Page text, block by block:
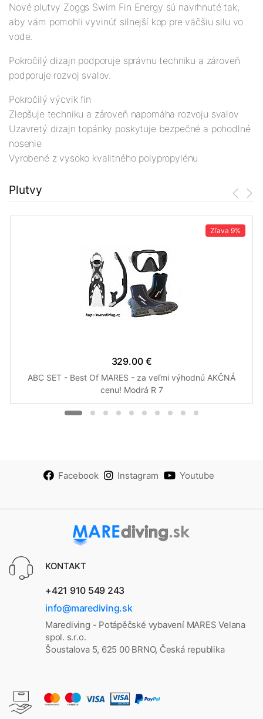
Nové plutvy Zoggs Swim Fin Energy sú navrhnuté tak,
aby vám pomohli vyvinúť silnejší kop pre väčšiu silu vo
vode.
Pokročilý dizajn podporuje správnu techniku a zároveň
podporuje rozvoj svalov.
Pokročilý výcvik fin
Zlepšuje techniku a zároveň napomáha rozvoju svalov
Uzavretý dizajn topánky poskytuje bezpečné a pohodlné
nosenie
Vyrobené z vysoko kvalitného polypropylénu
Plutvy
Zľava 9%
329.00 €
ABC SET - Best Of MARES - za veľmi výhodnú AKČNÁ
cenu! Modrá R 7
Facebook Instagram Youtube
KONTAKT
+421 910 549 243
info@marediving.sk
Marediving - Potápěčské vybavení MARES Velana
spol. s.r.o.
Šoustalova 5, 625 00 BRNO, Česká republika